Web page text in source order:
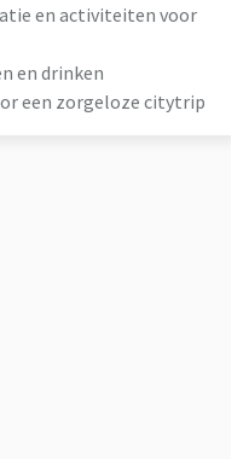
en activiteiten voor
en drinken
een zorgeloze citytrip